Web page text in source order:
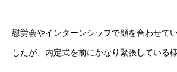
慰労会やインターンシップで顔を合わせて
したが、内定式を前にかなり緊張している